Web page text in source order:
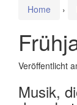
Home ›
Veröffentlicht
Musik,